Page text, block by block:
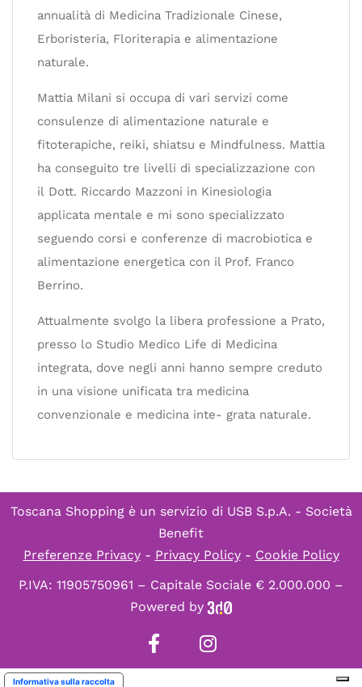
annualità di Medicina Tradizionale Cinese,
Erboristeria, Floriterapia e alimentazione
naturale.
Mattia Milani si occupa di vari servizi come
consulenze di alimentazione naturale e
fitoterapiche, reiki, shiatsu e Mindfulness. Mattia
ha conseguito tre livelli di specializzazione con
il Dott. Riccardo Mazzoni in Kinesiologia
applicata mentale e mi sono specializzato
seguendo corsi e conferenze di macrobiotica e
alimentazione energetica con il Prof. Franco
Berrino.
Attualmente svolgo la libera professione a Prato,
presso lo Studio Medico Life di Medicina
integrata, dove negli anni hanno sempre creduto
in una visione unificata tra medicina
convenzionale e medicina inte- grata naturale.
Toscana Shopping è un servizio di USB S.p.A. - Società
Benefit
Preferenze Privacy- Privacy Policy- Cookie Policy
P.IVA: 11905750961 – Capitale Sociale € 2.000.000 –
Powered by
Informativa sulla raccolta